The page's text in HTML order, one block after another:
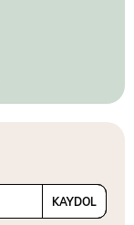
KAYDOL